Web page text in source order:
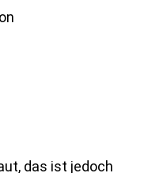
das ist jedoch